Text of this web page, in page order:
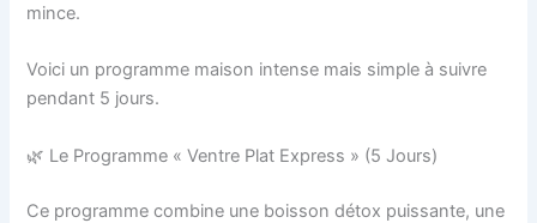
mince.
Voici un programme maison intense mais simple à suivre
pendant 5 jours.
🌿 Le Programme « Ventre Plat Express » (5 Jours)
Ce programme combine une boisson détox puissante, une